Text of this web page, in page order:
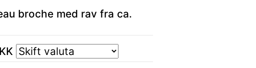
broche med rav fra ca.